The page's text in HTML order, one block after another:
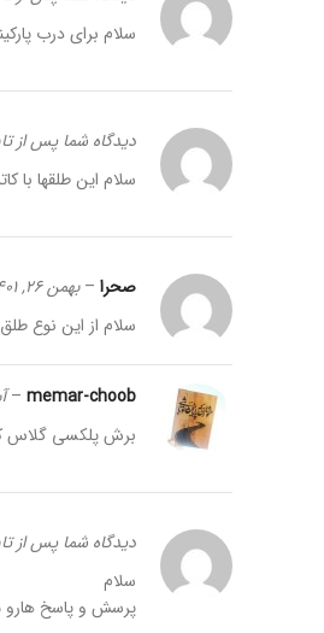
سلام برای درب
دیدگاه شما پس از
سلام این طلقها با
صحرا – بهمن 26, 1401
سلام از این نوع
memar-choob
–
برش پلکسی
دیدگاه شما پس از
سلام
پرسش و پاسخ هارو